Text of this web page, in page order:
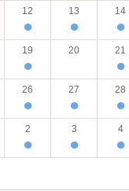
12
●
13
●
14
●
19
●
20 21
●
26
●
27
●
28
●
2
●
3
●
4
●